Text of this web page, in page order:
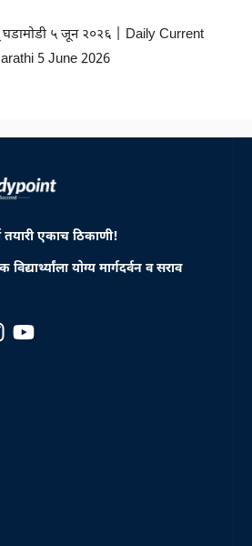
५ जून २०२६ | Daily Current
5 June 2026
एकाच ठिकाणी!
योग्य मार्गदर्वन व सराव